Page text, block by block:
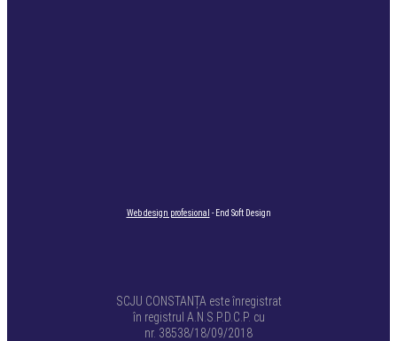
Web design profesional - End Soft Design
SCJU CONSTANȚA este înregistrat
în registrul A.N.S.P.D.C.P. cu
nr. 38538/18/09/2018